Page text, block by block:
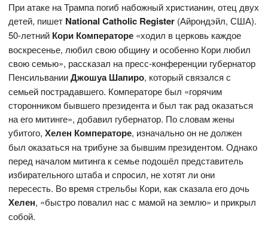
При атаке на Трампа погиб набожный христианин, отец двух
детей, пишет NationalCatholic Register (Айрондэйл, США).
50-летний Кори Комператоре «ходил в церковь каждое
воскресенье, любил свою общину и особенно Кори любил
свою семью», рассказал на пресс-конференции губернатор
ПенсильванииДжошуа Шапиро, который связался с
семьей пострадавшего. Комператоре был «горячим
сторонником бывшего президента и был так рад оказаться
на его митинге», добавил губернатор. По словам жены
убитого,Хелен Комператоре, изначально он не должен
был оказаться на трибуне за бывшим президентом. Однако
перед началом митинга к семье подошёл представитель
избирательного штаба и спросил, не хотят ли они
пересесть. Во время стрельбы Кори, как сказала его дочь
Хелен, «быстро повалил нас с мамой на землю» и прикрыл
собой.